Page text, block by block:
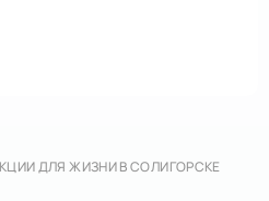
ДЛЯ ЖИЗНИ В СОЛИГОРСКЕ